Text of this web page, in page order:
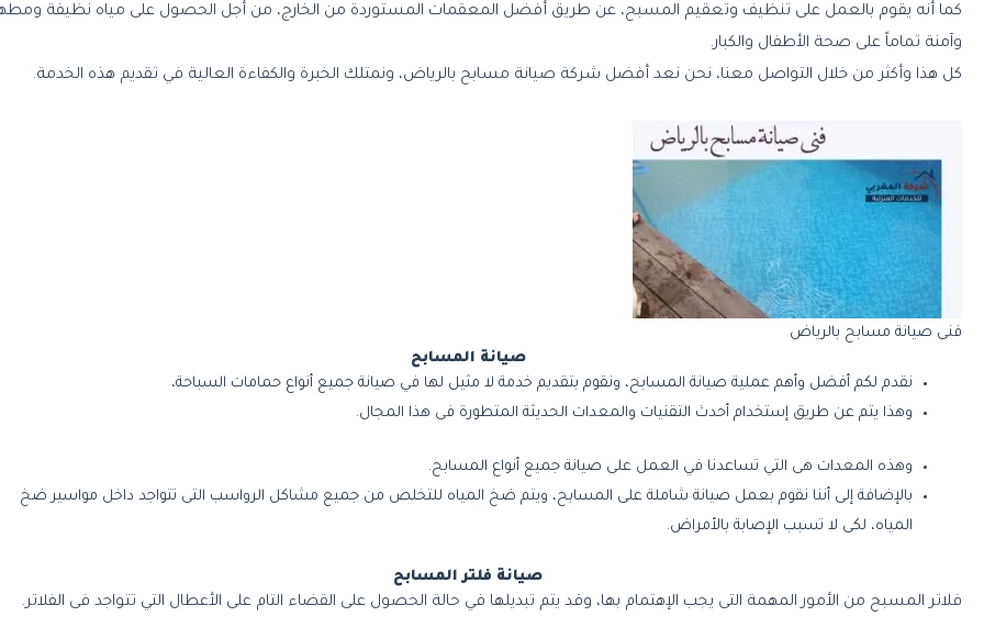
كما أنه يقوم بالعمل على تنظيف وتعقيم المسبح، عن طريق أفضل المعقمات المستوردة من الخارج، من أجل الحصول على مياه نظيفة
وآمنة تماماً على صحة الأطفال والكبار.
كل هذا وأكثر من خلال التواصل معنا، نحن نعد أفضل شركة صيانة مسابح بالرياض، ونمتلك الخبرة والكفاءة العالية في تقديم هذه الخدمة.
فنى صيانة مسابح بالرياض
صيانة المسابح
نقدم لكم أفضل وأهم عملية صيانة المسابح، ونقوم بتقديم خدمة لا مثيل لها في صيانة جميع أنواع حمامات السباحة،
وهذا يتم عن طريق إستخدام أحدث التقنيات والمعدات الحديثة المتطورة فى هذا المجال.
وهذه المعدات هى التي تساعدنا في العمل على صيانة جميع أنواع المسابح.
بالإضافة إلى أننا نقوم بعمل صيانة شاملة على المسابح، ويتم ضخ المياه للتخلص من جميع مشاكل الرواسب التى تتواجد داخل مواسير ضخ
المياه، لكى لا تسبب الإصابة بالأمراض.
صيانة فلتر المسابح
فلاتر المسبح من الأمور المهمة التى يجب الإهتمام بها، وقد يتم تبديلها في حالة الحصول على القضاء التام على الأعطال التي تتواجد فى الفلاتر.